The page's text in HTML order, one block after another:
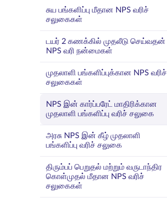
சுய பங்களிப்பு மீதான NPS வரிச்
சலுகைகள்
டயர் 2 கணக்கில் முதலீடு செய்வதன்
NPS வரி நன்மைகள்
முதலாளி பங்களிப்புக்கான NPS வரிச்
சலுகைகள்
NPS இன் கார்ப்பரேட் மாதிரிக்கான
முதலாளி பங்களிப்பு வரிச் சலுகை
அரசு NPS இன் கீழ் முதலாளி
பங்களிப்பு வரிச் சலுகை
திரும்பப் பெறுதல் மற்றும் வருடாந்திர
கொள்முதல் மீதான NPS வரிச்
சலுகைகள்